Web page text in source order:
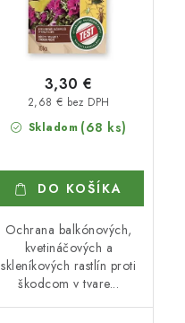
Skladom (68 ks)
2,68 € bez DPH
3,30 €
DO KOŠÍKA
Ochrana balkónových,
kvetináčových a
skleníkových rastlín proti
škodcom v tvare...